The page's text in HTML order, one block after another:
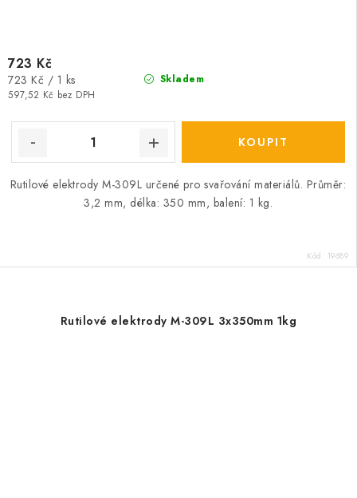
Skladem
597,52 Kč bez DPH
723 Kč
Měrná
cena:
723 Kč / 1 ks
Rutilové elektrody M-309L určené pro svařování materiálů. Průměr:
3,2 mm, délka: 350 mm, balení: 1 kg.
Kód: 19689
Rutilové elektrody M-309L 3x350mm 1kg